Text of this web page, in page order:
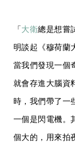
「 大衛總是想嘗
明談起《穆荷蘭
當我們發現一個
就會存進大腦資
時，我們帶了一
一個是閃電機。
個大的，用來拍